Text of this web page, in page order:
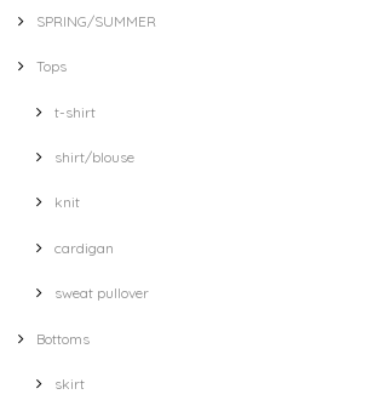
SPRING/SUMMER
Tops
t-shirt
shirt/blouse
knit
cardigan
sweat pullover
Bottoms
skirt